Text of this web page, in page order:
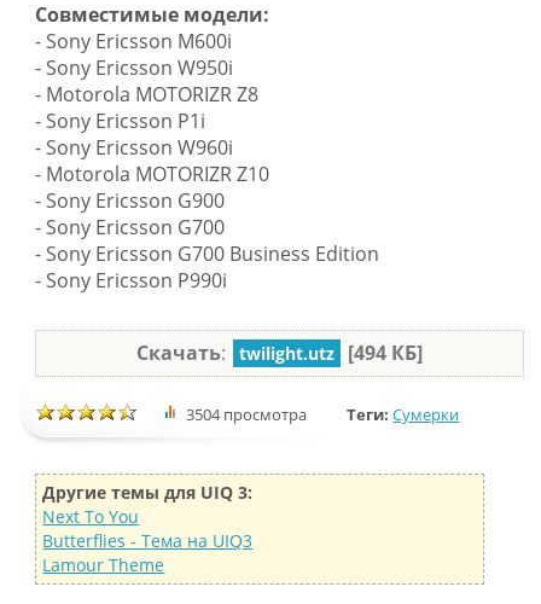
Совместимые модели:
- Sony Ericsson M600i
- Sony Ericsson W950i
- Motorola MOTORIZR Z8
- Sony Ericsson P1i
- Sony Ericsson W960i
- Motorola MOTORIZR Z10
- Sony Ericsson G900
- Sony Ericsson G700
- Sony Ericsson G700 Business Edition
- Sony Ericsson P990i
Скачать: twilight.utz [494 КБ]
3504 просмотра Теги:Сумерки
Другие темы для UIQ 3:
Next To You
Butterflies - Тема на UIQ3
Lamour Theme